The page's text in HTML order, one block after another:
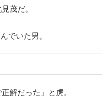
茂だ。
でいた男。
解だった」と虎。